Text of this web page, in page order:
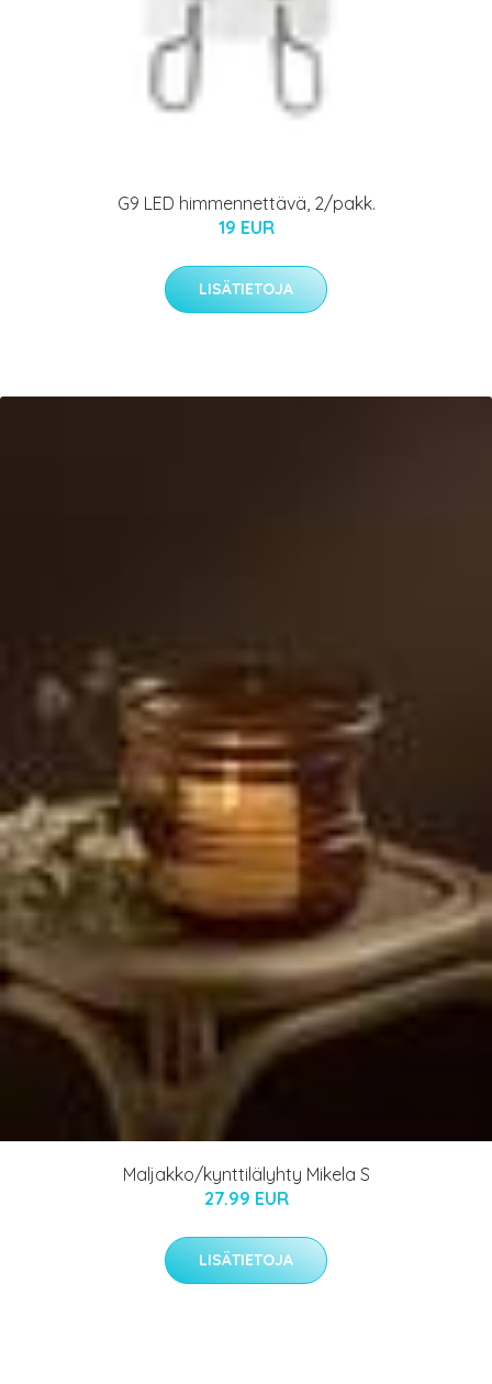
G9 LED himmennettävä, 2/pakk.
19 EUR
LISÄTIETOJA
Maljakko/kynttilälyhty Mikela S
27.99 EUR
LISÄTIETOJA